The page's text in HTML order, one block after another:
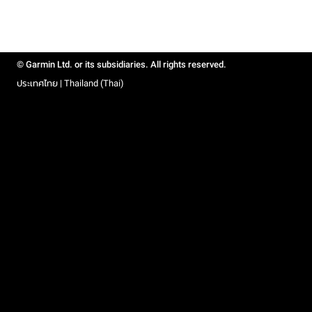
© Garmin Ltd. or its subsidiaries. All rights reserved.
ประเทศไทย | Thailand (Thai)